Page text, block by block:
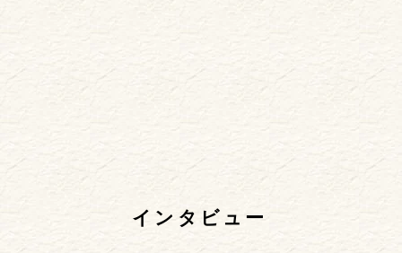
インタビュー